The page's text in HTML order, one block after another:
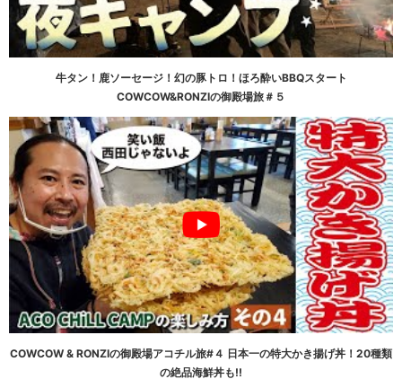
牛タン！鹿ソーセージ！幻の豚トロ！ほろ酔いBBQスタート
COWCOW&RONZIの御殿場旅＃５
COWCOW & RONZIの御殿場アコチル旅#４ 日本一の特大かき揚げ丼！20種類
の絶品海鮮丼も!!